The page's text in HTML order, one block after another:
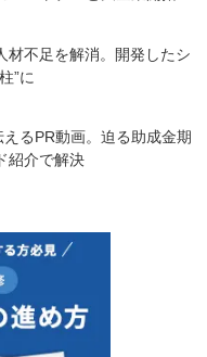
材不足を解消。開発したシ
”に
えるPR動画。迫る助成金期
紹介で解決